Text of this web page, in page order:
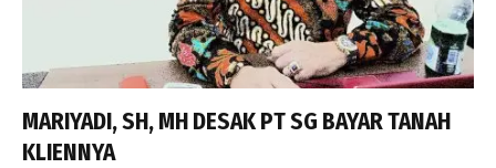
MARIYADI, SH, MH DESAK PT SG BAYAR TANAH
KLIENNYA